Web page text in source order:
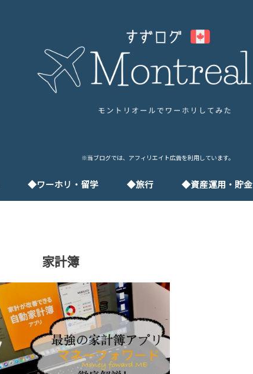
※当ブログでは、アフィリエイト広告を利用しています。
◆ワーホリ・留学 ◆旅行 ◆資産運用・貯金
家計簿